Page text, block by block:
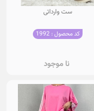
ست وارداتی
کد محصول : 1992
نا موجود